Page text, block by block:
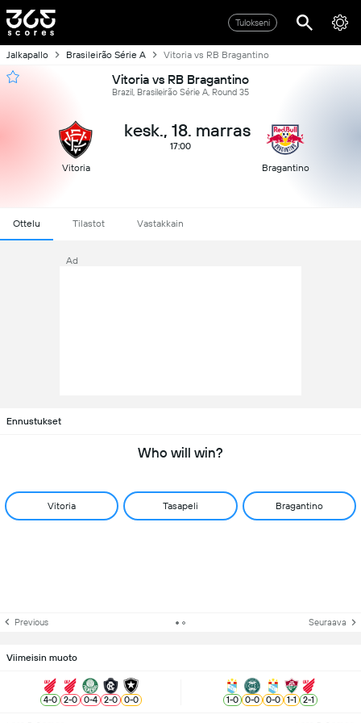
Tulokseni
Jalkapallo Brasileirão Série A Vitoria vs RB Bragantino
Vitoria vs RB Bragantino
Brazil, Brasileirão Série A, Round 35
Vitoria
kesk., 18. marras
17:00
Bragantino
Ottelu Tilastot Vastakkain
Ad
Ennustukset
Who will win?
Vitoria Tasapeli Bragantino
Previous Seuraava
Viimeisin muoto
4-0 2-0 0-4 2-0 0-0 1-0 0-0 0-0 1-1 2-1